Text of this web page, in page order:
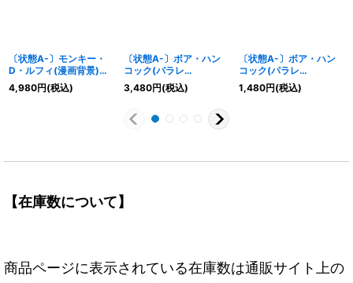
〔状態A-〕モンキー・
D・ルフィ(漫画背景)
【P】{P-001}
4,980円(税込)
〔状態A-〕ボア・ハン
コック(パラレ
ル/illust:Hashimoto Q)
【SR/P】{EB03-026}
3,480円(税込)
〔状態A-〕ボア・ハン
コック(パラレ
ル/illust:SHINRA
AGENCY Co.Ltd.)
1,480円(税込)
【在庫数について】
商品ページに表示されている在庫数は通販サイト上の